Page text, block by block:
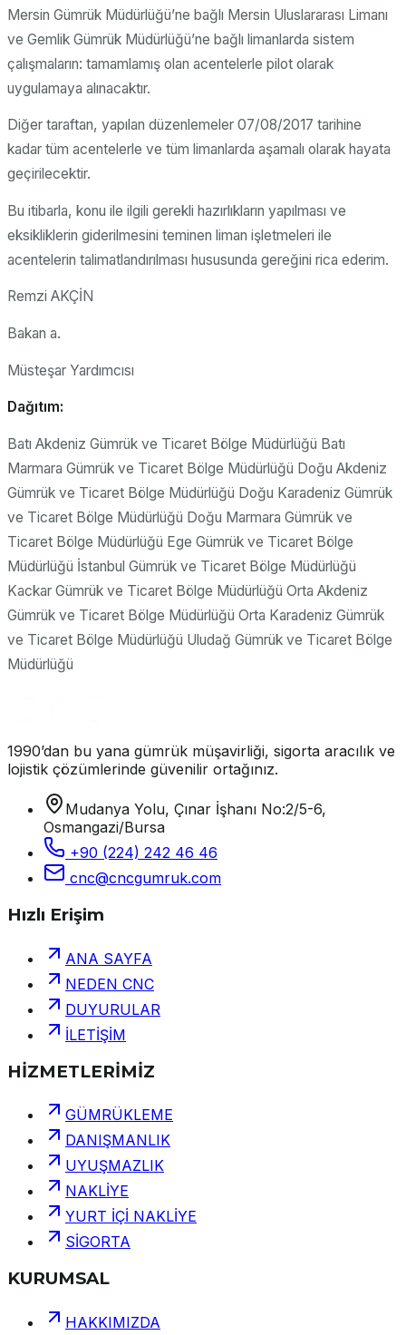
Mersin Gümrük Müdürlüğü’ne bağlı Mersin Uluslararası Limanı
ve Gemlik Gümrük Müdürlüğü’ne bağlı limanlarda sistem
çalışmaların: tamamlamış olan acentelerle pilot olarak
uygulamaya alınacaktır.
Diğer taraftan, yapılan düzenlemeler 07/08/2017 tarihine
kadar tüm acentelerle ve tüm limanlarda aşamalı olarak hayata
geçirilecektir.
Bu itibarla, konu ile ilgili gerekli hazırlıkların yapılması ve
eksikliklerin giderilmesini teminen liman işletmeleri ile
acentelerin talimatlandırılması hususunda gereğini rica ederim.
Remzi AKÇİN
Bakan a.
Müsteşar Yardımcısı
Dağıtım:
Batı Akdeniz Gümrük ve Ticaret Bölge Müdürlüğü Batı
Marmara Gümrük ve Ticaret Bölge Müdürlüğü Doğu Akdeniz
Gümrük ve Ticaret Bölge Müdürlüğü Doğu Karadeniz Gümrük
ve Ticaret Bölge Müdürlüğü Doğu Marmara Gümrük ve
Ticaret Bölge Müdürlüğü Ege Gümrük ve Ticaret Bölge
Müdürlüğü İstanbul Gümrük ve Ticaret Bölge Müdürlüğü
Kackar Gümrük ve Ticaret Bölge Müdürlüğü Orta Akdeniz
Gümrük ve Ticaret Bölge Müdürlüğü Orta Karadeniz Gümrük
ve Ticaret Bölge Müdürlüğü Uludağ Gümrük ve Ticaret Bölge
Müdürlüğü
1990’dan bu yana gümrük müşavirliği, sigorta aracılık ve
lojistik çözümlerinde güvenilir ortağınız.
Mudanya Yolu, Çınar İşhanı No:2/5-6,
Osmangazi/Bursa
+90 (224) 242 46 46
cnc@cncgumruk.com
Hızlı Erişim
ANA SAYFA
NEDEN CNC
DUYURULAR
İLETİŞİM
HİZMETLERİMİZ
GÜMRÜKLEME
DANIŞMANLIK
UYUŞMAZLIK
NAKLİYE
YURT İÇİ NAKLİYE
SİGORTA
KURUMSAL
HAKKIMIZDA